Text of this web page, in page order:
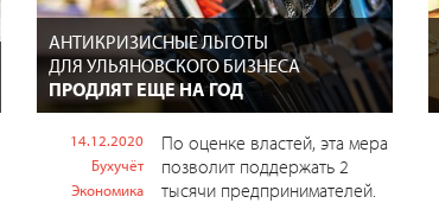
АНТИКРИЗИСНЫЕ ЛЬГОТЫ
ДЛЯ УЛЬЯНОВСКОГО БИЗНЕСА
ПРОДЛЯТ ЕЩЕ НА ГОД
14.12.2020
Бухучёт
Экономика
По оценке властей, эта мера
позволит поддержать 2
тысячи предпринимателей.